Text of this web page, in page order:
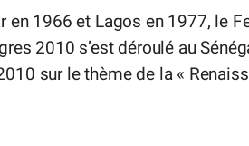
en 1966 et Lagos en 1977, le
2010 s’est déroulé au
sur le thème de la «